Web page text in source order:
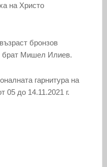
на Христо
бронзов
брат Мишел Илиев.
гарнитура на
05 до 14.11.2021 г.